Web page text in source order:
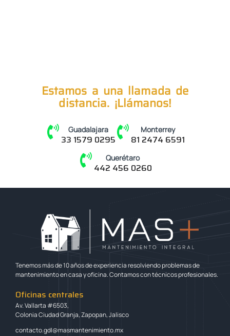
Estamos a una llamada de
distancia. ¡Llámanos!
Guadalajara
33 1579 0295
Monterrey
81 2474 6591
Querétaro
442 456 0260
Tenemos más de 10 años de experiencia resolviendo problemas de
mantenimiento en casa y oficina. Contamos con técnicos profesionales.
Oficinas centrales
Av. Vallarta #6503,
Colonia Ciudad Granja, Zapopan, Jalisco
contacto.gdl@masmantenimiento.mx